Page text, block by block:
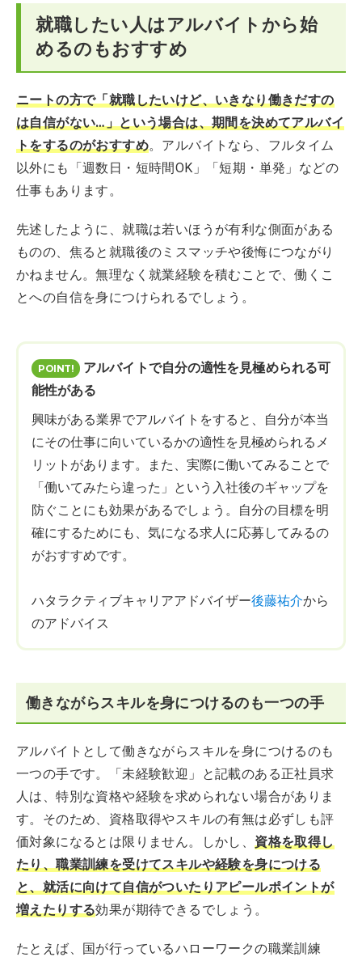
就職したい人はアルバイトから始
めるのもおすすめ
ニートの方で「就職したいけど、いきなり働きだすの
は自信がない…」という場合は、期間を決めてアルバイ
トをするのがおすすめ。アルバイトなら、フルタイム
以外にも「週数日・短時間OK」「短期・単発」などの
仕事もあります。
先述したように、就職は若いほうが有利な側面がある
ものの、焦ると就職後のミスマッチや後悔につながり
かねません。無理なく就業経験を積むことで、働くこ
とへの自信を身につけられるでしょう。
アルバイトで自分の適性を見極められる可
能性がある
興味がある業界でアルバイトをすると、自分が本当
にその仕事に向いているかの適性を見極められるメ
リットがあります。また、実際に働いてみることで
「働いてみたら違った」という入社後のギャップを
防ぐことにも効果があるでしょう。自分の目標を明
確にするためにも、気になる求人に応募してみるの
がおすすめです。
ハタラクティブキャリアアドバイザー後藤祐介から
のアドバイス
働きながらスキルを身につけるのも一つの手
アルバイトとして働きながらスキルを身につけるのも
一つの手です。「未経験歓迎」と記載のある正社員求
人は、特別な資格や経験を求められない場合がありま
す。そのため、資格取得やスキルの有無は必ずしも評
価対象になるとは限りません。しかし、 資格を取得し
たり、職業訓練を受けてスキルや経験を身につける
と、就活に向けて自信がついたりアピールポイントが
増えたりする効果が期待できるでしょう。
たとえば、国が行っているハローワークの職業訓練